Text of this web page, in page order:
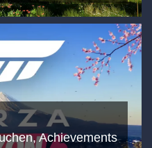
Achievements